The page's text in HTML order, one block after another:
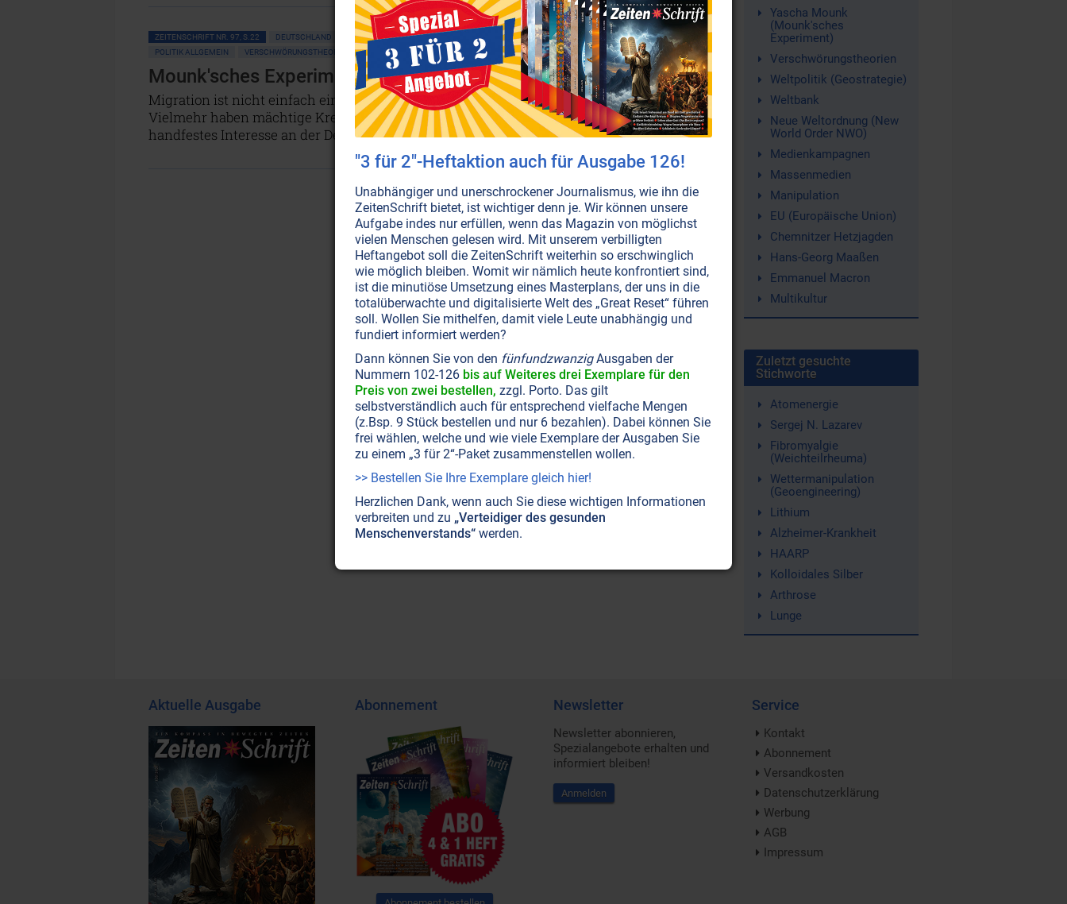
ZEITENSCHRIFT NR. 97, S.22 DEUTSCHLAND GESELLSCHAFT ALLGEMEIN MASSENMEDIEN • MANIPULATION
POLITICAL CORRECTNESS
POLITIK ALLGEMEIN
VERSCHWÖRUNGSTHEORIEN MIGRATIONSPROBLEME
Mounk'sches Experiment: Der Plan zur Völkervermischung
Migration ist nicht einfach eine zufällige Plage, die Europa gerade jetzt heimsucht.
Vielmehr haben mächtige Kreise – von Soros übers WEF bis hin zur Weltbank – ein
handfestes Interesse an der Destabilisierung Europas.
NICHT ONLINE VERFÜGBAR AUSGABE BESTELLEN
Yascha Mounk
(Mounk'sches
Experiment)
Verschwörungstheorien
Weltpolitik (Geostrategie)
Weltbank
Neue Weltordnung (New
World Order NWO)
Medienkampagnen
Massenmedien
Manipulation
EU (Europäische Union)
Chemnitzer Hetzjagden
Hans-Georg Maaßen
Emmanuel Macron
Multikultur
Zuletzt gesuchte
Stichworte
Atomenergie
Sergej N. Lazarev
Fibromyalgie
(Weichteilrheuma)
Wettermanipulation
(Geoengineering)
Lithium
Alzheimer-Krankheit
HAARP
Kolloidales Silber
Arthrose
Lunge
Aktuelle Ausgabe Abonnement Newsletter
Newsletter abonnieren,
Spezialangebote erhalten und
informiert bleiben!
Anmelden
Service
Kontakt
Abonnement
Versandkosten
Datenschutzerklärung
Werbung
AGB
Impressum
"3 für 2"-Heftaktion auch für Ausgabe 126!
Unabhängiger und unerschrockener Journalismus, wie ihn die
ZeitenSchrift bietet, ist wichtiger denn je. Wir können unsere
Aufgabe indes nur erfüllen, wenn das Magazin von möglichst
vielen Menschen gelesen wird. Mit unserem verbilligten
Heftangebot soll die ZeitenSchrift weiterhin so erschwinglich
wie möglich bleiben. Womit wir nämlich heute konfrontiert sind,
ist die minutiöse Umsetzung eines Masterplans, der uns in die
totalüberwachte und digitalisierte Welt des „Great Reset“ führen
soll. Wollen Sie mithelfen, damit viele Leute unabhängig und
fundiert informiert werden?
Dann können Sie von den fünfundzwanzigAusgaben der
Nummern 102-126 bis auf Weiteres drei Exemplare für den
Preis von zwei bestellen, zzgl. Porto. Das gilt
selbstverständlich auch für entsprechend vielfache Mengen
(z.Bsp. 9 Stück bestellen und nur 6 bezahlen). Dabei können Sie
frei wählen, welche und wie viele Exemplare der Ausgaben Sie
zu einem „3 für 2“-Paket zusammenstellen wollen.
>> Bestellen Sie Ihre Exemplare gleich hier!
Herzlichen Dank, wenn auch Sie diese wichtigen Informationen
verbreiten und zu „Verteidiger des gesunden
Menschenverstands“werden.